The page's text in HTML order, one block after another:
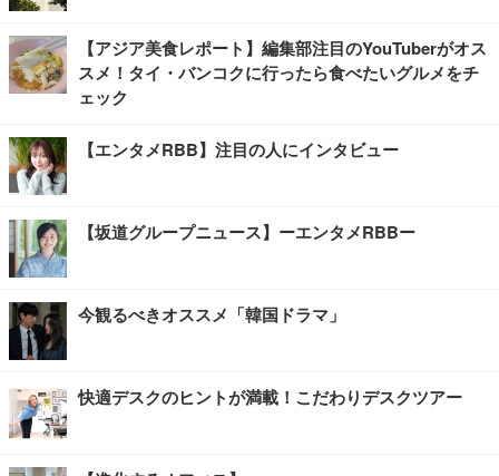
【アジア美食レポート】編集部注目のYouTuberがオス
スメ！タイ・バンコクに行ったら食べたいグルメをチ
ェック
【エンタメRBB】注目の人にインタビュー
【坂道グループニュース】ーエンタメRBBー
今観るべきオススメ「韓国ドラマ」
快適デスクのヒントが満載！こだわりデスクツアー